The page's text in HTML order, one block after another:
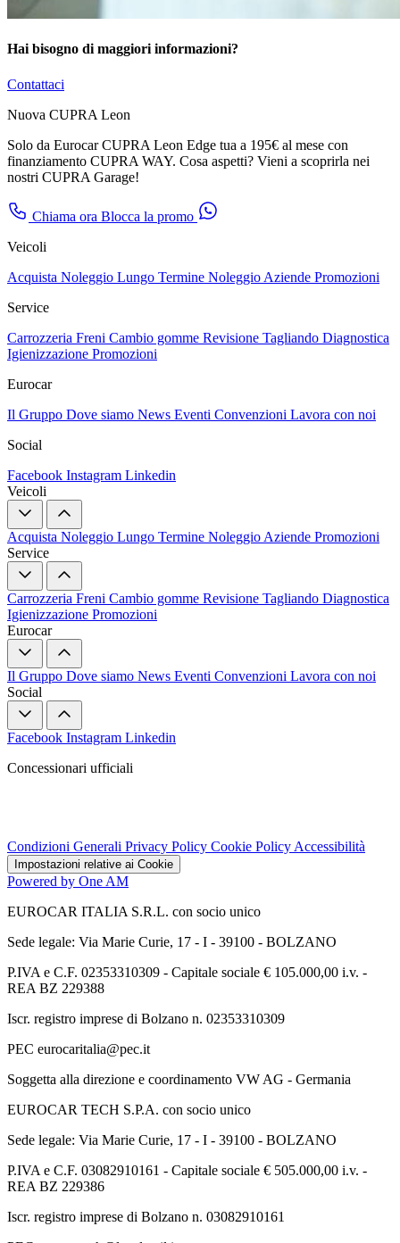
Hai bisogno di maggiori informazioni?
Contattaci
Nuova CUPRA Leon
Solo da Eurocar CUPRA Leon Edge tua a 195€ al mese con
finanziamento CUPRA WAY. Cosa aspetti? Vieni a scoprirla nei
nostri CUPRA Garage!
Chiama ora Blocca la promo
Veicoli
Acquista Noleggio Lungo Termine Noleggio Aziende Promozioni
Service
Carrozzeria Freni Cambio gomme Revisione Tagliando Diagnostica
Igienizzazione Promozioni
Eurocar
Il Gruppo Dove siamo News Eventi Convenzioni Lavora con noi
Social
Facebook Instagram Linkedin
Veicoli
Acquista Noleggio Lungo Termine Noleggio Aziende Promozioni
Service
Carrozzeria Freni Cambio gomme Revisione Tagliando Diagnostica
Igienizzazione Promozioni
Eurocar
Il Gruppo Dove siamo News Eventi Convenzioni Lavora con noi
Social
Facebook Instagram Linkedin
Concessionari ufficiali
Condizioni Generali Privacy Policy Cookie Policy Accessibilità
Impostazioni relative ai Cookie
Powered by One AM
EUROCAR ITALIA S.R.L. con socio unico
Sede legale: Via Marie Curie, 17 - I - 39100 - BOLZANO
P.IVA e C.F. 02353310309 - Capitale sociale € 105.000,00 i.v. -
REA BZ 229388
Iscr. registro imprese di Bolzano n. 02353310309
PEC eurocaritalia@pec.it
Soggetta alla direzione e coordinamento VW AG - Germania
EUROCAR TECH S.P.A. con socio unico
Sede legale: Via Marie Curie, 17 - I - 39100 - BOLZANO
P.IVA e C.F. 03082910161 - Capitale sociale € 505.000,00 i.v. -
REA BZ 229386
Iscr. registro imprese di Bolzano n. 03082910161